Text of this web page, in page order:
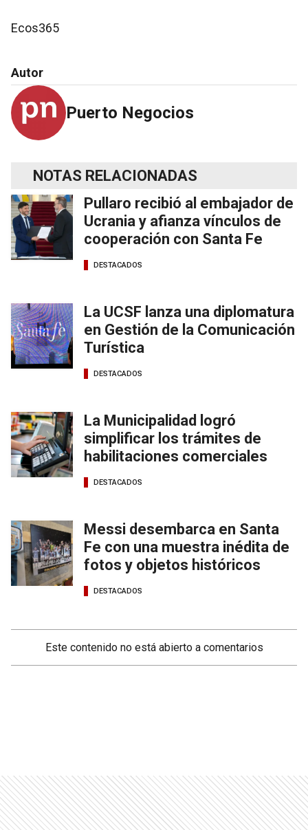
Ecos365
Autor
Puerto Negocios
NOTAS RELACIONADAS
Pullaro recibió al embajador de
Ucrania y afianza vínculos de
cooperación con Santa Fe
DESTACADOS
La UCSF lanza una diplomatura
en Gestión de la Comunicación
Turística
DESTACADOS
La Municipalidad logró
simplificar los trámites de
habilitaciones comerciales
DESTACADOS
Messi desembarca en Santa
Fe con una muestra inédita de
fotos y objetos históricos
DESTACADOS
Este contenido no está abierto a comentarios